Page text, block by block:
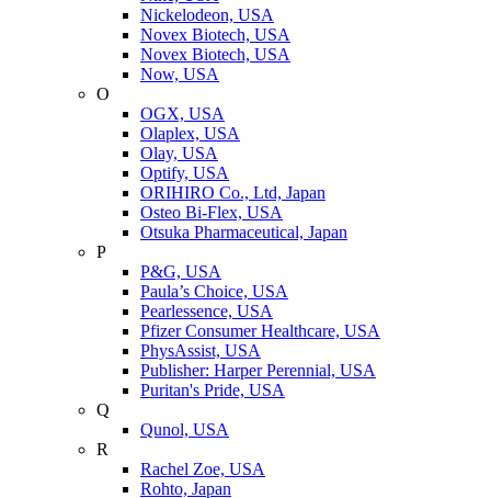
Niсkelodeon, USA
Novex Biotech, USA
Novex Biotech, USA
Now, USA
O
OGX, USA
Olaplex, USA
Olay, USA
Optify, USA
ORIHIRO Co., Ltd, Japan
Osteo Bi-Flex, USA
Otsuka Pharmaceutical, Japan
P
P&G, USA
Paula’s Choice, USA
Pearlessence, USA
Pfizer Consumer Healthcare, USA
PhysAssist, USA
Publisher: Harper Perennial, USA
Puritan's Pride, USA
Q
Qunol, USA
R
Rachel Zoe, USA
Rohto, Japan